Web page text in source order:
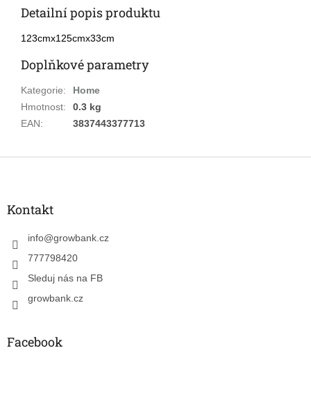
Detailní popis produktu
123cmx125cmx33cm
Doplňkové parametry
Kategorie:
Home
Hmotnost:
0.3 kg
EAN: 3837443377713
Z
Kontakt
info@growbank.cz
777798420
Sleduj nás na FB
growbank.cz
Facebook